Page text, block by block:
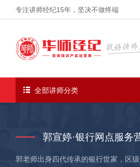
专注讲师经纪15年 ，坚决不做终端
全部讲师分类
郭宣婷·银行网点服务
郭老师出身四代传承的银行世家，区